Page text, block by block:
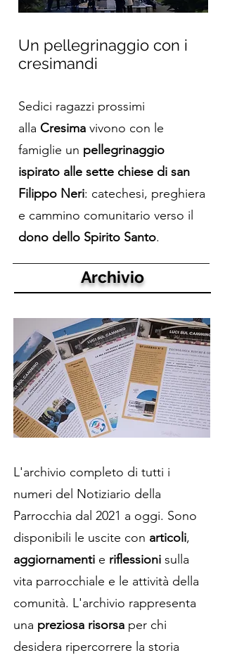
Un pellegrinaggio con i
cresimandi
Sedici ragazzi prossimi
alla Cresima vivono con le
famiglie un pellegrinaggio
ispirato alle sette chiese di san
Filippo Neri: catechesi, preghiera
e cammino comunitario verso il
dono dello Spirito Santo.
Archivio
L'archivio completo di tutti i
numeri del Notiziario della
Parrocchia dal 2021 a oggi. Sono
disponibili le uscite con articoli,
aggiornamenti e riflessioni sulla
vita parrocchiale e le attività della
comunità. L'archivio rappresenta
una preziosa risorsa per chi
desidera ripercorrere la storia